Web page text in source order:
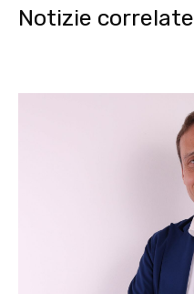
Notizie correlate